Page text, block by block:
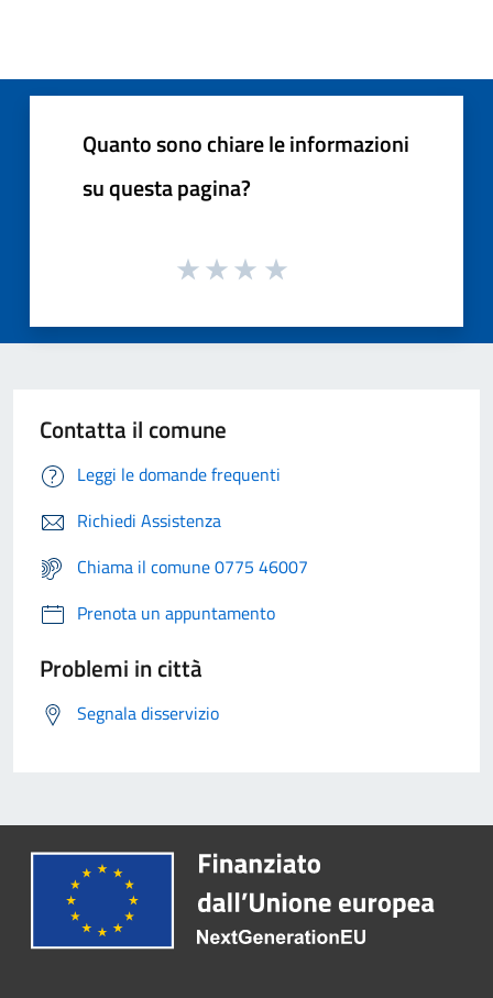
Quanto sono chiare le informazioni
su questa pagina?
Contatta il comune
Leggi le domande frequenti
Richiedi Assistenza
Chiama il comune 0775 46007
Prenota un appuntamento
Problemi in città
Segnala disservizio